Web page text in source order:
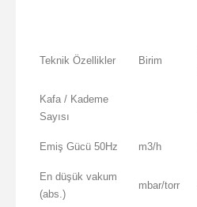
Teknik Özellikler Birim
Kafa / Kademe
Sayısı
Emiş Gücü 50Hz m3/h
En düşük vakum
(abs.)
mbar/torr